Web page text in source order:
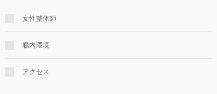
女性整体師
腸内環境
アクセス